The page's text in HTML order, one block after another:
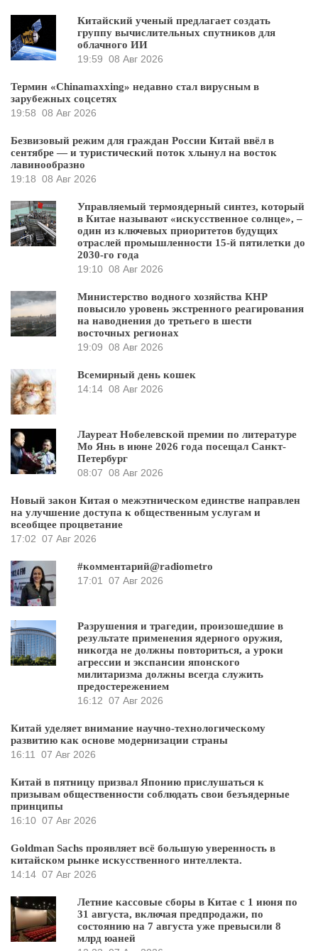
Китайский ученый предлагает создать
группу вычислительных спутников для
облачного ИИ
19:59 08 Авг 2026
Термин «Chinamaxxing» недавно стал вирусным в
зарубежных соцсетях
19:58 08 Авг 2026
Безвизовый режим для граждан России Китай ввёл в
сентябре — и туристический поток хлынул на восток
лавинообразно
19:18 08 Авг 2026
Управляемый термоядерный синтез, который
в Китае называют «искусственное солнце», –
один из ключевых приоритетов будущих
отраслей промышленности 15-й пятилетки до
2030-го года
19:10 08 Авг 2026
Министерство водного хозяйства КНР
повысило уровень экстренного реагирования
на наводнения до третьего в шести
восточных регионах
19:09 08 Авг 2026
Всемирный день кошек
14:14 08 Авг 2026
Лауреат Нобелевской премии по литературе
Мо Янь в июне 2026 года посещал Санкт-
Петербург
08:07 08 Авг 2026
Новый закон Китая о межэтническом единстве направлен
на улучшение доступа к общественным услугам и
всеобщее процветание
17:02 07 Авг 2026
#комментарий@radiometro
17:01 07 Авг 2026
Разрушения и трагедии, произошедшие в
результате применения ядерного оружия,
никогда не должны повториться, а уроки
агрессии и экспансии японского
милитаризма должны всегда служить
предостережением
16:12 07 Авг 2026
Китай уделяет внимание научно-технологическому
развитию как основе модернизации страны
16:11 07 Авг 2026
Китай в пятницу призвал Японию прислушаться к
призывам общественности соблюдать свои безъядерные
принципы
16:10 07 Авг 2026
Goldman Sachs проявляет всё большую уверенность в
китайском рынке искусственного интеллекта.
14:14 07 Авг 2026
Летние кассовые сборы в Китае с 1 июня по
31 августа, включая предпродажи, по
состоянию на 7 августа уже превысили 8
млрд юаней